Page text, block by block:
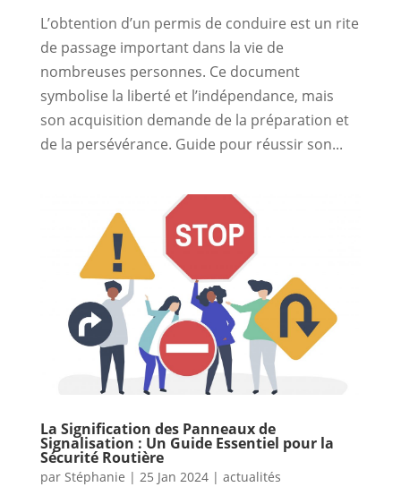
L’obtention d’un permis de conduire est un rite
de passage important dans la vie de
nombreuses personnes. Ce document
symbolise la liberté et l’indépendance, mais
son acquisition demande de la préparation et
de la persévérance. Guide pour réussir son...
La Signification des Panneaux de
Signalisation : Un Guide Essentiel pour la
Sécurité Routière
par Stéphanie | 25 Jan 2024| actualités